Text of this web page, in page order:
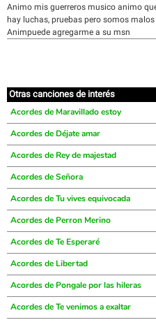
Animo mis guerreros musico animo
hay luchas, pruebas pero somos
Animpuede agregarme a su msn
Otras canciones de interés
Acordes de Maravillado estoy
Acordes de Déjate amar
Acordes de Rey de majestad
Acordes de Señora
Acordes de Tu vives equivocada
Acordes de Perron Merino
Acordes de Te Esperaré
Acordes de Libertad
Acordes de Pongale por las hileras
Acordes de Te venimos a exaltar